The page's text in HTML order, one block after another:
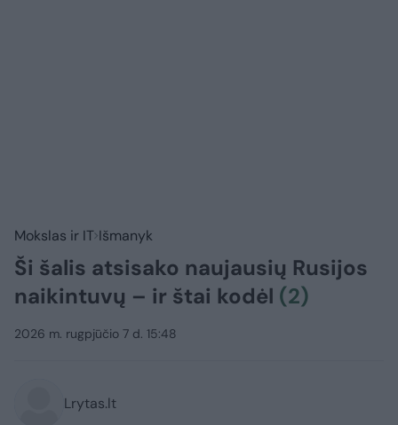
Mokslas ir IT Išmanyk
Ši šalis atsisako naujausių Rusijos
naikintuvų – ir štai kodėl (2)
2026 m. rugpjūčio 7 d. 15:48
Lrytas.lt